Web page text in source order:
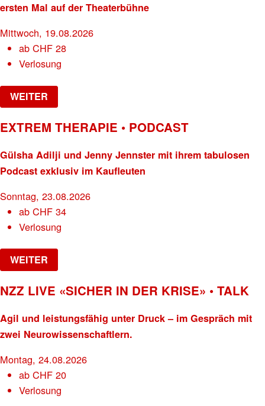
ersten Mal auf der Theaterbühne
Mittwoch, 19.08.2026
abCHF 28
Verlosung
WEITER
EXTREM THERAPIE • PODCAST
Gülsha Adilji und Jenny Jennster mit ihrem tabulosen
Podcast exklusiv im Kaufleuten
Sonntag, 23.08.2026
abCHF 34
Verlosung
WEITER
NZZ LIVE «SICHER IN DER KRISE» • TALK
Agil und leistungsfähig unter Druck – im Gespräch mit
zwei Neurowissenschaftlern.
Montag, 24.08.2026
abCHF 20
Verlosung